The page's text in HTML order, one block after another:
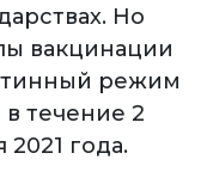
Но
вакцинации
режим
течение 2
года.